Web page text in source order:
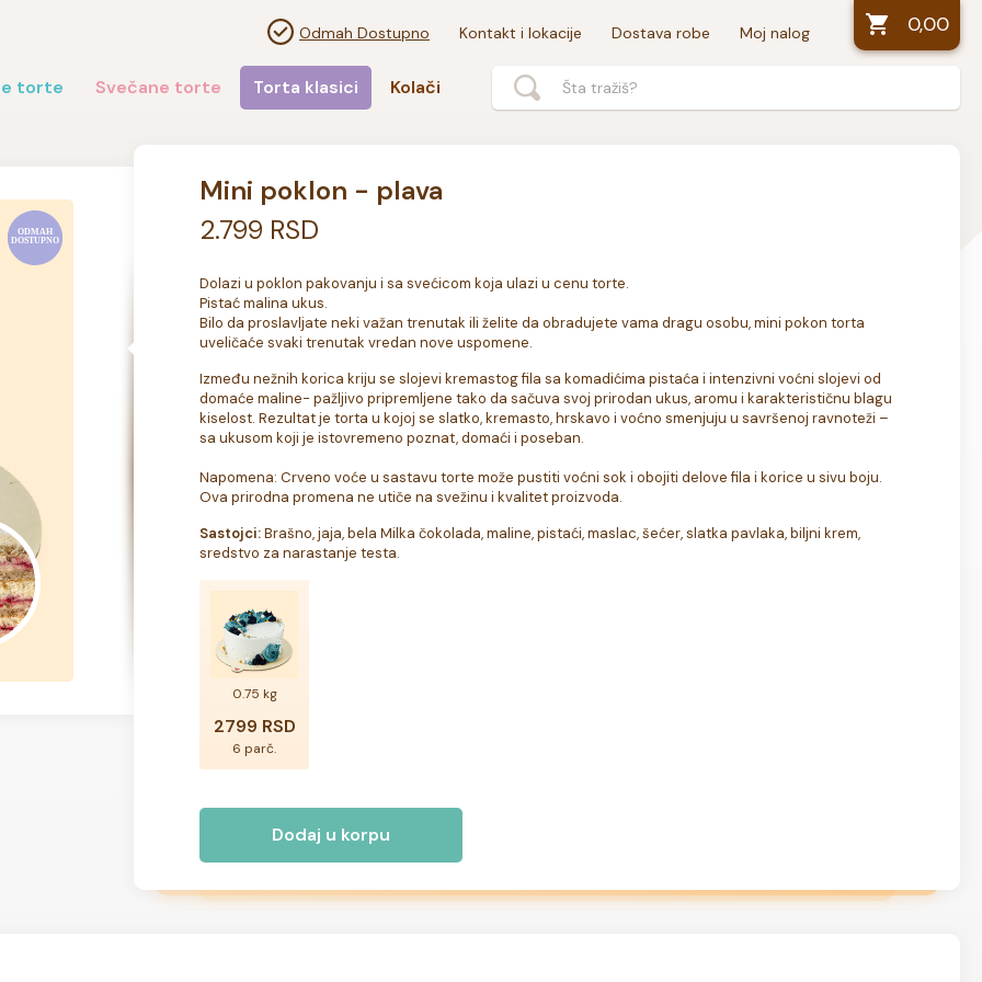
Odmah Dostupno Kontakt i lokacije Dostava robe Moj nalog 0,00
torte Svečane torte Torta klasici Kolači
Mini poklon - plava
2.799 RSD
Dolazi u poklon pakovanju i sa svećicom koja ulazi u cenu torte.
Pistać malina ukus.
Bilo da proslavljate neki važan trenutak ili želite da obradujete vama dragu osobu, mini pokon torta
uveličaće svaki trenutak vredan nove uspomene.
Između nežnih korica kriju se slojevi kremastog fila sa komadićima pistaća i intenzivni voćni slojevi od
domaće maline- pažljivo pripremljene tako da sačuva svoj prirodan ukus, aromu i karakterističnu blagu
kiselost. Rezultat je torta u kojoj se slatko, kremasto, hrskavo i voćno smenjuju u savršenoj ravnoteži –
sa ukusom koji je istovremeno poznat, domaći i poseban.
Napomena: Crveno voće u sastavu torte može pustiti voćni sok i obojiti delove fila i korice u sivu boju.
Ova prirodna promena ne utiče na svežinu i kvalitet proizvoda.
Sastojci: Brašno, jaja, bela Milka čokolada, maline, pistaći, maslac, šećer, slatka pavlaka, biljni krem,
sredstvo za narastanje testa.
0.75 kg
2799 RSD
6 parč.
Dodaj u korpu